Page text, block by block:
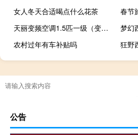
女人冬天合适喝点什么花茶
春节
天丽变频空调1.5匹一级（变频空调为何省电）
梦幻
农村过年有车补贴吗
狂野
公告